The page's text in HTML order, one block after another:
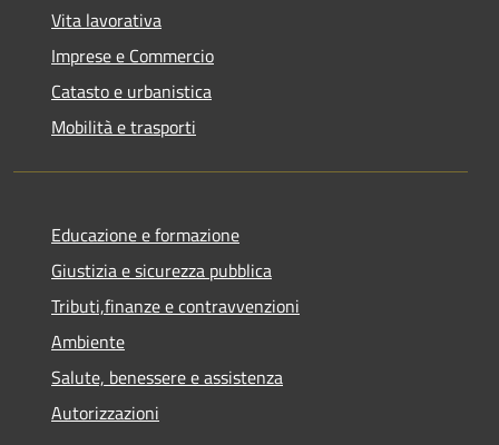
Vita lavorativa
Imprese e Commercio
Catasto e urbanistica
Mobilità e trasporti
Educazione e formazione
Giustizia e sicurezza pubblica
Tributi,finanze e contravvenzioni
Ambiente
Salute, benessere e assistenza
Autorizzazioni